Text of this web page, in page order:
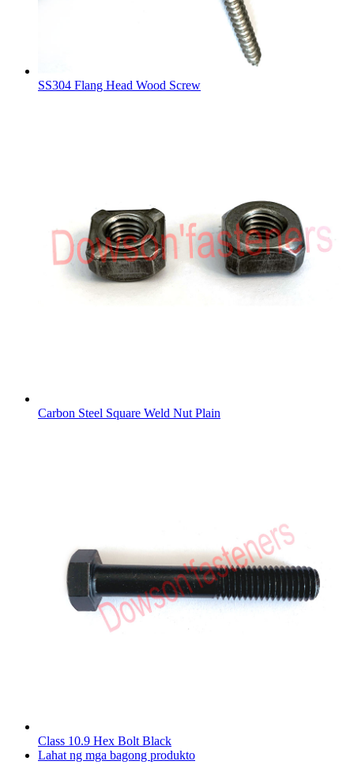
SS304 Flang Head Wood Screw
Carbon Steel Square Weld Nut Plain
Class 10.9 Hex Bolt Black
Lahat ng mga bagong produkto